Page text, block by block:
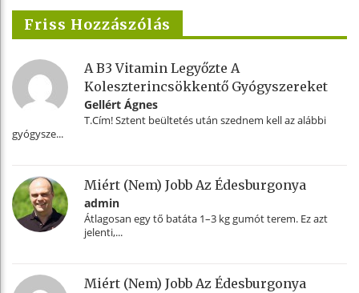
Friss Hozzászólás
A B3 Vitamin Legyőzte A
Koleszterincsökkentő Gyógyszereket
Gellért Ágnes
T.Cím! Sztent beültetés után szednem kell az alábbi
gyógysze...
Miért (nem) Jobb Az Édesburgonya
admin
Átlagosan egy tő batáta 1–3 kg gumót terem. Ez azt
jelenti,...
Miért (nem) Jobb Az Édesburgonya